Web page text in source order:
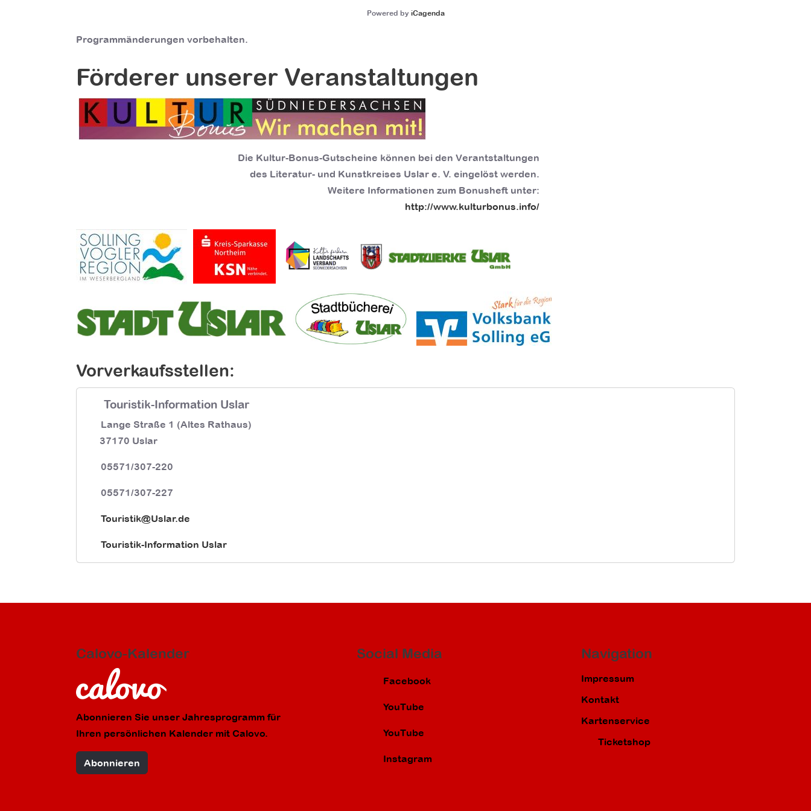
Powered by iCagenda
Programmänderungen vorbehalten.
Förderer unserer Veranstaltungen
Die Kultur-Bonus-Gutscheine können bei den Verantstaltungen
des Literatur- und Kunstkreises Uslar e. V. eingelöst werden.
Weitere Informationen zum Bonusheft unter:
http://www.kulturbonus.info/
Vorverkaufsstellen:
Touristik-Information Uslar
Lange Straße 1 (Altes Rathaus)
37170 Uslar
05571/307-220
05571/307-227
Touristik@Uslar.de
Touristik-Information Uslar
Calovo-Kalender
Abonnieren Sie unser Jahresprogramm für
Ihren persönlichen Kalender mit Calovo.
Abonnieren
Social Media
Facebook
YouTube
YouTube
Instagram
Navigation
Impressum
Kontakt
Kartenservice
Ticketshop